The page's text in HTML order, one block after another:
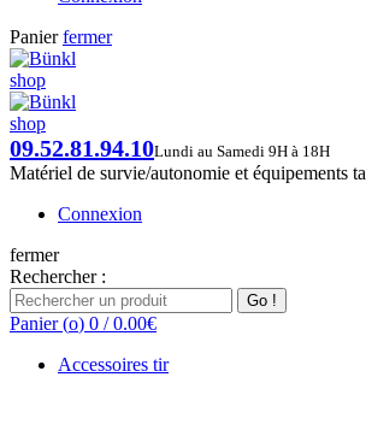
Panier fermer
09.52.81.94.10‬Lundi au Samedi 9H à 18H
Matériel de survie/autonomie et équipements
Connexion
fermer
Rechercher :
Go !
Panier (o) 0 / 0.00€
Accessoires tir